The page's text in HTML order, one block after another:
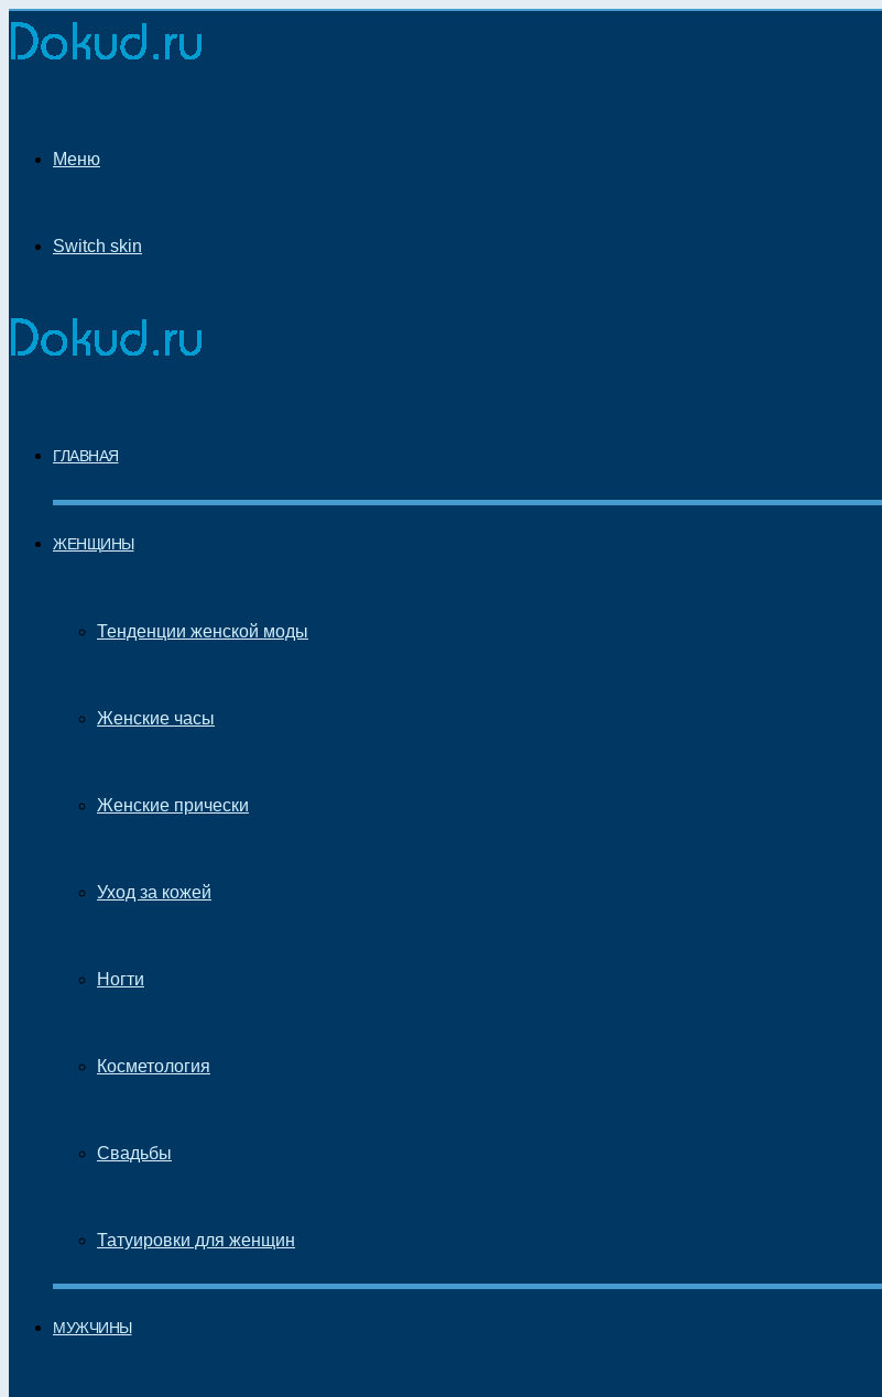
Меню
Switch skin
ГЛАВНАЯ
ЖЕНЩИНЫ
Тенденции женской моды
Женские часы
Женские прически
Уход за кожей
Ногти
Косметология
Свадьбы
Татуировки для женщин
МУЖЧИНЫ